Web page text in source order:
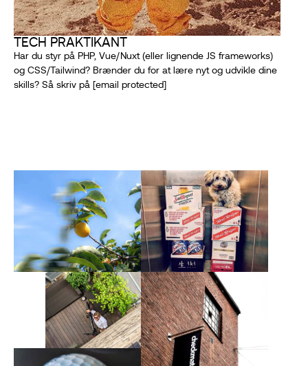
TECH PRAKTIKANT
Har du styr på PHP, Vue/Nuxt (eller lignende JS frameworks)
og CSS/Tailwind? Brænder du for at lære nyt og udvikle dine
skills? Så skriv på [email protected]